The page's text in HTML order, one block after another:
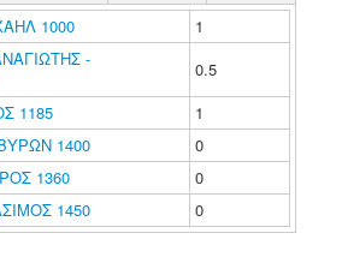
1000
1
-
0.5
1185
1
1400
0
1360
0
1450
0